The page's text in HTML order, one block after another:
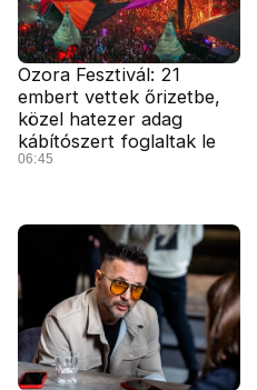
Ozora Fesztivál: 21
embert vettek őrizetbe,
közel hatezer adag
kábítószert foglaltak le
06:45